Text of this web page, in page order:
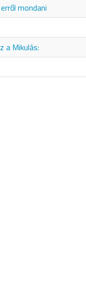
mondani
a Mikulás: